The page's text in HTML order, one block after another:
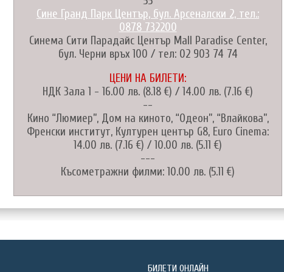
Сине Гранд Парк Център, бул. Арсеналски 2, тел.:
0878 732200
Синема Сити Парадайс Център Mall Paradise Center,
бул. Черни връх 100 / тел: 02 903 74 74
ЦЕНИ НА БИЛЕТИ:
НДК Зала 1 - 16.00 лв. (8.18 €) / 14.00 лв. (7.16 €)
--
Кино “Люмиер”, Дом на киното, “Одеон”, “Влайкова”,
Френски институт, Културен център G8, Euro Cinema:
14.00 лв. (7.16 €) / 10.00 лв. (5.11 €)
---
Късометражни филми: 10.00 лв. (5.11 €)
БИЛЕТИ ОНЛАЙН